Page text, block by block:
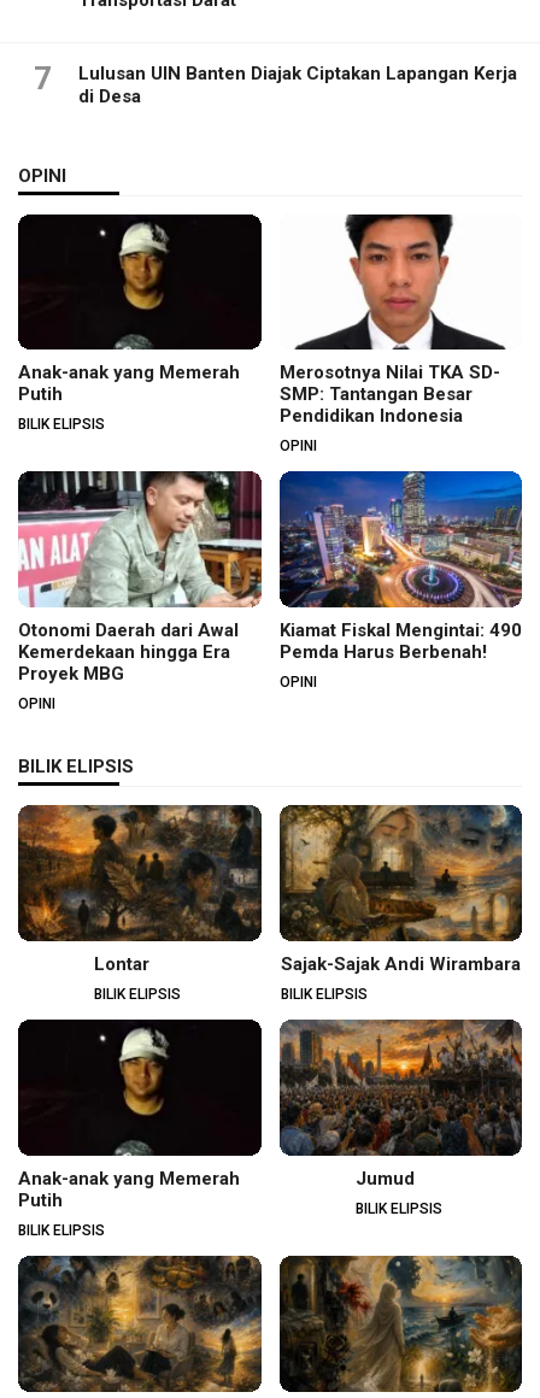
7
Lulusan UIN Banten Diajak Ciptakan Lapangan Kerja
di Desa
OPINI
Anak-anak yang Memerah
Putih
BILIK ELIPSIS
Merosotnya Nilai TKA SD-
SMP: Tantangan Besar
Pendidikan Indonesia
OPINI
Otonomi Daerah dari Awal
Kemerdekaan hingga Era
Proyek MBG
OPINI
Kiamat Fiskal Mengintai: 490
Pemda Harus Berbenah!
OPINI
BILIK ELIPSIS
Lontar
BILIK ELIPSIS
Sajak-Sajak Andi Wirambara
BILIK ELIPSIS
Anak-anak yang Memerah
Putih
BILIK ELIPSIS
Jumud
BILIK ELIPSIS